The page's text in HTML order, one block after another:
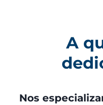
A
Nos